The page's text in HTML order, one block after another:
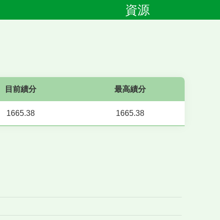
資源
目前績分 最高績分
1665.38 1665.38